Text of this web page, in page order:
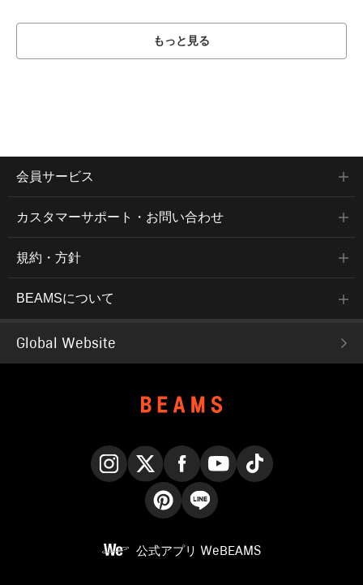
もっと見る
会員サービス
カスタマーサポート・お問い合わせ
規約・方針
BEAMSについて
Global Website
公式アプリ WeBEAMS